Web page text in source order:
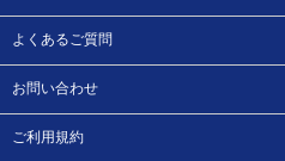
よくあるご質問
お問い合わせ
ご利用規約